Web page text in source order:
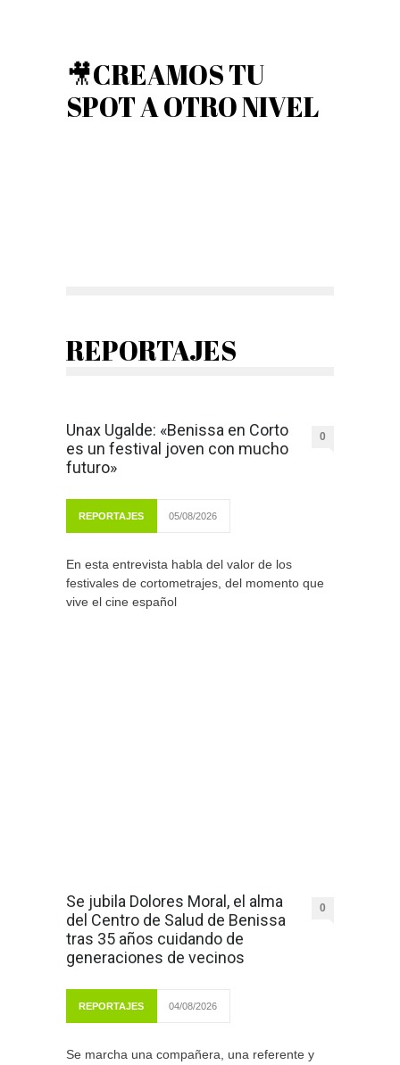
🎥CREAMOS TU
SPOT A OTRO NIVEL
REPORTAJES
Unax Ugalde: «Benissa en Corto
es un festival joven con mucho
futuro»
0
REPORTAJES 05/08/2026
En esta entrevista habla del valor de los
festivales de cortometrajes, del momento que
vive el cine español
Se jubila Dolores Moral, el alma
del Centro de Salud de Benissa
tras 35 años cuidando de
generaciones de vecinos
0
REPORTAJES 04/08/2026
Se marcha una compañera, una referente y